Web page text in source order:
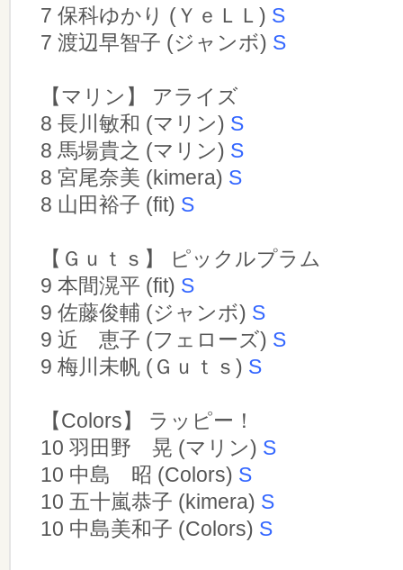
7 保科ゆかり (ＹｅＬＬ) S
7 渡辺早智子 (ジャンボ) S
【マリン】 アライズ
8 長川敏和 (マリン) S
8 馬場貴之 (マリン) S
8 宮尾奈美 (kimera) S
8 山田裕子 (fit) S
【Ｇｕｔｓ】 ピックルプラム
9 本間滉平 (fit) S
9 佐藤俊輔 (ジャンボ) S
9 近 恵子 (フェローズ) S
9 梅川未帆 (Ｇｕｔｓ) S
【Colors】 ラッピー！
10 羽田野 晃 (マリン) S
10 中島 昭 (Colors) S
10 五十嵐恭子 (kimera) S
10 中島美和子 (Colors) S